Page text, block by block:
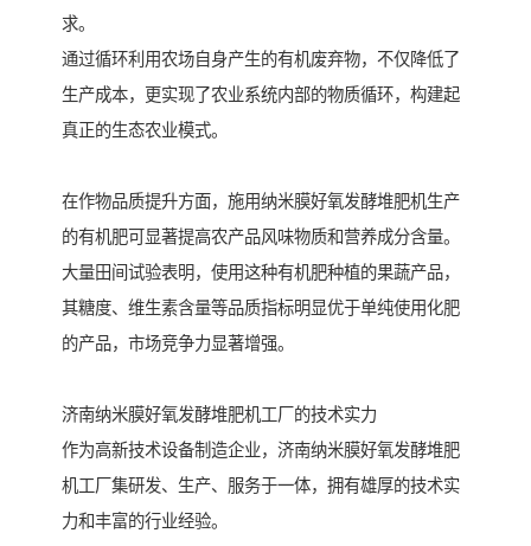
求。
通过循环利用农场自身产生的有机废弃物，不仅降低了
生产成本，更实现了农业系统内部的物质循环，构建起
真正的生态农业模式。
在作物品质提升方面，施用纳米膜好氧发酵堆肥机生产
的有机肥可显著提高农产品风味物质和营养成分含量。
大量田间试验表明，使用这种有机肥种植的果蔬产品，
其糖度、维生素含量等品质指标明显优于单纯使用化肥
的产品，市场竞争力显著增强。
济南纳米膜好氧发酵堆肥机工厂的技术实力
作为高新技术设备制造企业，济南纳米膜好氧发酵堆肥
机工厂集研发、生产、服务于一体，拥有雄厚的技术实
力和丰富的行业经验。